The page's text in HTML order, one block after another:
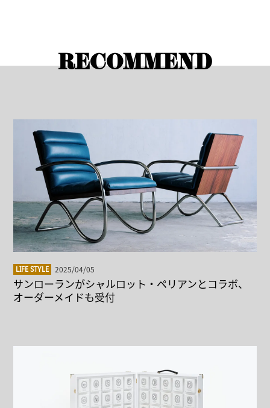
RECOMMEND
LIFE STYLE 2025/04/05
サンローランがシャルロット・ペリアンとコラボ、
オーダーメイドも受付